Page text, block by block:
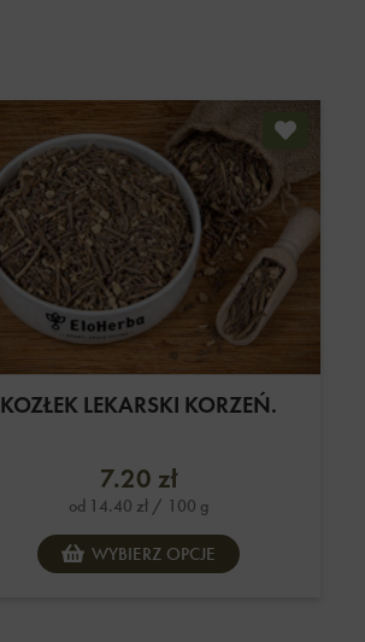
KOZŁEK LEKARSKI KORZEŃ.
7.20 zł
od 14.40 zł / 100 g
WYBIERZ OPCJE